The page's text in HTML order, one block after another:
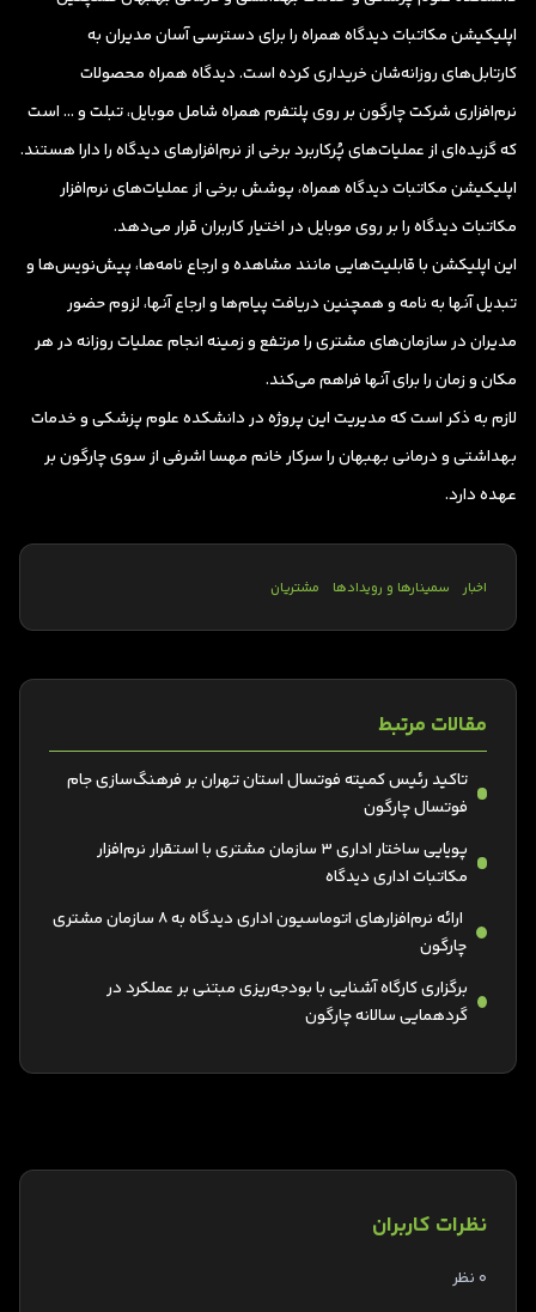
اپلیکیشن مکاتبات دیدگاه همراه را برای دسترسی آسان مدیران به
کارتابل‌های روزانه‌شان خریداری کرده است. دیدگاه همراه محصولات
نرم‌افزاری شرکت چارگون بر روی پلتفرم همراه شامل موبایل، تبلت و … است
که گزیده‌ای از عملیات‌های پُرکاربرد برخی از نرم‌افزارهای دیدگاه را دارا هستند.
اپلیکیشن مکاتبات دیدگاه همراه، پوشش برخی از عملیات‌‌های نرم‌افزار
مکاتبات دیدگاه را بر روی موبایل در اختیار کاربران قرار می‌دهد.
این اپلیکشن با قابلیت‌هایی مانند مشاهده و ارجاع نامه‌ها، پیش‌نویس‌ها و
تبدیل آنها به نامه و همچنین دریافت پیام‌ها و ارجاع آنها، لزوم حضور
مدیران در سازمان‌های مشتری را مرتفع و زمینه انجام عملیات روزانه در هر
مکان و زمان را برای آنها فراهم می‌کند.
لازم به ذکر است که مدیریت این پروژه در دانشکده علوم پزشکی و خدمات
بهداشتی و درمانی بهبهان را سرکار خانم مهسا اشرفی از سوی چارگون بر
عهده دارد.
اخبار سمینارها و رویدادها مشتریان
مقالات مرتبط
تاکید رئیس کمیته فوتسال استان تهران بر فرهنگ‌سازی جام
فوتسال چارگون
پویایی ساختار اداری 3 سازمان مشتری با استقرار نرم‌افزار
مکاتبات اداری دیدگاه
ارائه نرم‌افزارهای اتوماسیون اداری دیدگاه به 8 سازمان مشتری
چارگون
برگزاری کارگاه آشنایی با بودجه‌ریزی مبتنی بر عملکرد در
گردهمایی سالانه چارگون
نظرات کاربران
0 نظر